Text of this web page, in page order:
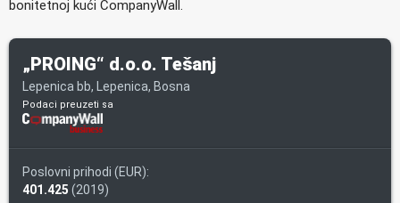
bonitetnoj kući CompanyWall.
„PROING“ d.o.o. Tešanj
Lepenica bb, Lepenica, Bosna
Podaci preuzeti sa
Poslovni prihodi (EUR):
401.425 (2019)